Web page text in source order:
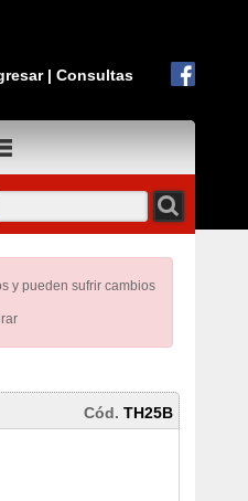
|Consultas
y pueden sufrir cambios
Cód.TH25B